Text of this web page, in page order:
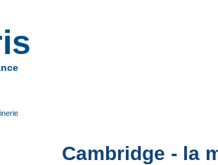
Cambridge - la